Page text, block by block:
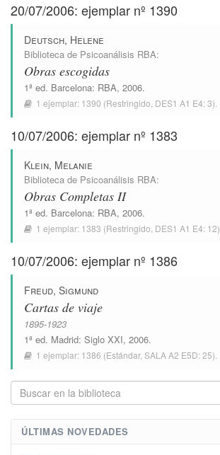
20/07/2006: ejemplar nº 1390
Deutsch, Helene
Biblioteca de Psicoanálisis RBA:
Obras escogidas
1ª ed. Barcelona: RBA, 2006.
1 ejemplar: 1390 (Restringido, DES1 A1 E4: 3).
10/07/2006: ejemplar nº 1383
Klein, Melanie
Biblioteca de Psicoanálisis RBA:
Obras Completas II
1ª ed. Barcelona: RBA, 2006.
1 ejemplar: 1383 (Restringido, DES1 A1 E4: 12).
10/07/2006: ejemplar nº 1386
Freud, Sigmund
Cartas de viaje
1895-1923
1ª ed. Madrid: Siglo XXI, 2006.
1 ejemplar: 1386 (Estándar, SALA A2 E5D: 25).
ÚLTIMAS NOVEDADES